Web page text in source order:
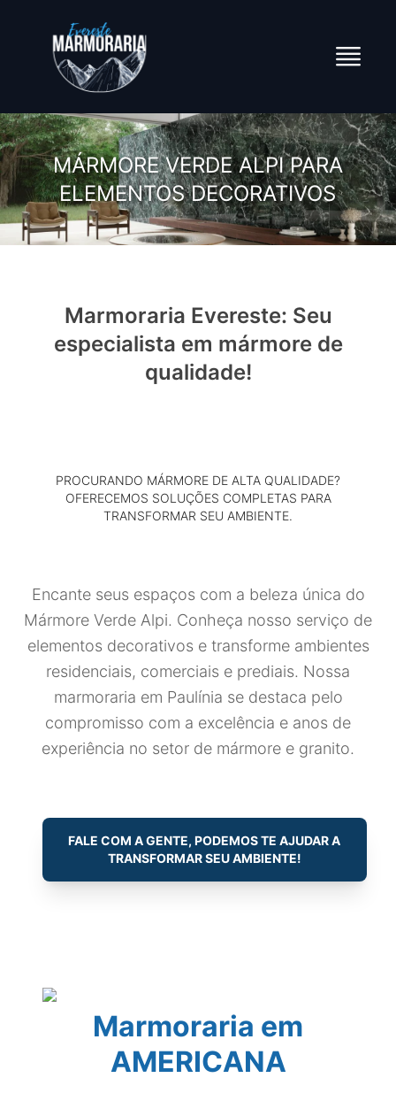
MÁRMORE VERDE ALPI PARA
ELEMENTOS DECORATIVOS
Marmoraria Evereste: Seu
especialista em mármore de
qualidade!
PROCURANDO MÁRMORE DE ALTA QUALIDADE?
OFERECEMOS SOLUÇÕES COMPLETAS PARA
TRANSFORMAR SEU AMBIENTE.
Encante seus espaços com a beleza única do
Mármore Verde Alpi. Conheça nosso serviço de
elementos decorativos e transforme ambientes
residenciais, comerciais e prediais. Nossa
marmoraria em Paulínia se destaca pelo
compromisso com a excelência e anos de
experiência no setor de mármore e granito.
FALE COM A GENTE, PODEMOS TE AJUDAR A
TRANSFORMAR SEU AMBIENTE!
Marmoraria em
AMERICANA